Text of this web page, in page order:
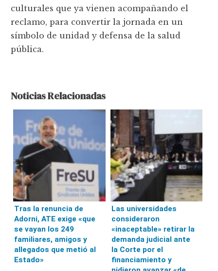
culturales que ya vienen acompañando el
reclamo, para convertir la jornada en un
símbolo de unidad y defensa de la salud
pública.
Noticias Relacionadas
Tras la renuncia de
Adorni, ATE exige «que
se vayan los 249
familiares, amigos y
allegados que metió al
Estado»
Las universidades
consideraron
«inaceptable» retirar la
demanda judicial ante
la Corte por el
financiamiento y